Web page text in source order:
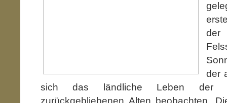
der
sich das ländliche Leben der
zurückgebliebenen Alten beobachten.